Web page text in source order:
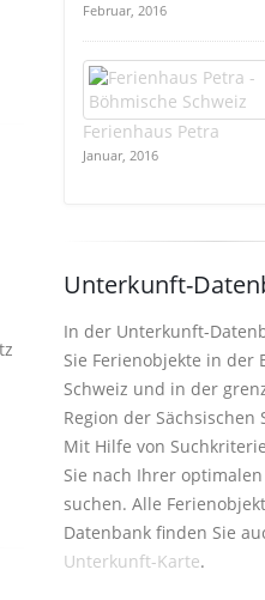
Februar, 2016
Ferienhaus Petra
Januar, 2016
Unterkunft-
In der Unterkunft-
Sie Ferienobjekte in der
Schweiz und in der
Region der Sächsischen
Mit Hilfe von
Sie nach Ihrer
suchen. Alle
Datenbank finden Sie
Unterkunft-Karte.